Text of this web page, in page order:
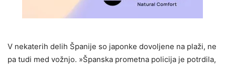
V nekaterih delih Španije so japonke dovoljene na plaži, ne
pa tudi med vožnjo. »Španska prometna policija je potrdila,